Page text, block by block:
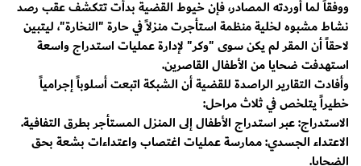
​ووفقاً لما أوردته المصادر، فإن خيوط القضية بدأت تتكشف عقب رصد
نشاط مشبوه لخلية منظمة استأجرت منزلاً في حارة "النخارة"، ليتبين
لاحقاً أن المقر لم يكن سوى "وكر" لإدارة عمليات استدراج واسعة
استهدفت ضحايا من الأطفال القاصرين.
​وأفادت التقارير الراصدة للقضية أن الشبكة اتبعت أسلوباً إجرامياً
خطيراً يتلخص في ثلاث مراحل:
​الاستدراج: عبر استدراج الأطفال إلى المنزل المستأجر بطرق التفافية.
​الاعتداء الجسدي: ممارسة عمليات اغتصاب واعتداءات بشعة بحق
الضحايا.